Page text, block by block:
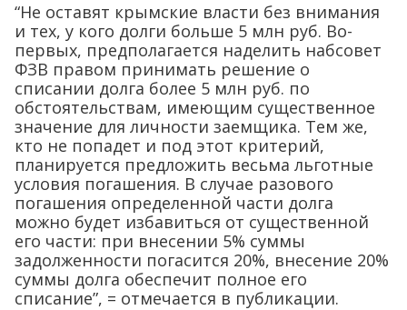
“Не оставят крымские власти без внимания
и тех, у кого долги больше 5 млн руб. Во-
первых, предполагается наделить набсовет
ФЗВ правом принимать решение о
списании долга более 5 млн руб. по
обстоятельствам, имеющим существенное
значение для личности заемщика. Тем же,
кто не попадет и под этот критерий,
планируется предложить весьма льготные
условия погашения. В случае разового
погашения определенной части долга
можно будет избавиться от существенной
его части: при внесении 5% суммы
задолженности погасится 20%, внесение 20%
суммы долга обеспечит полное его
списание”, = отмечается в публикации.